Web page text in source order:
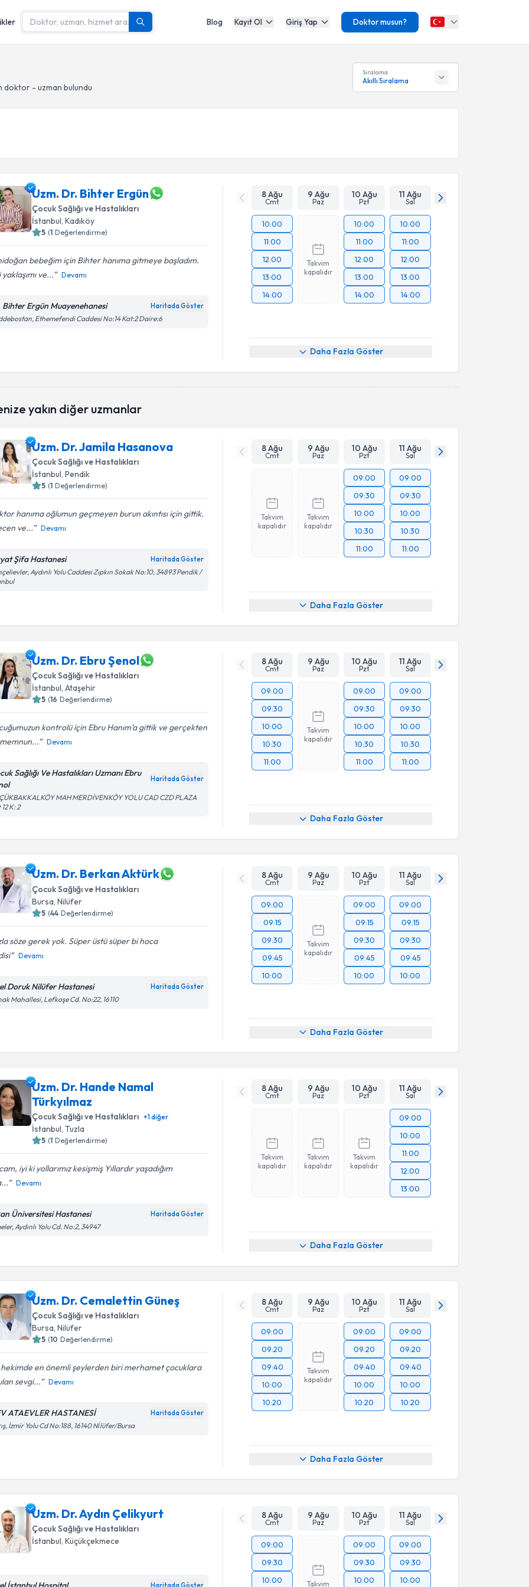
Blog Kayıt Ol Giriş Yap Doktor musun?
doktor - uzman bulundu
Sıralama
Akıllı Sıralama
Uzm. Dr. Bihter Ergün
Çocuk Sağlığı ve Hastalıkları
İstanbul, Kadıköy
5 (1 Değerlendirme)
bebeğim için Bihter hanıma gitmeye başladım.
yaklaşımı ve...
Devamı
Bihter Ergün Muayenehanesi Haritada Göster
Ethemefendi Caddesi No:14 Kat:2 Daire:6
8 Ağu
Cmt
9 Ağu
Paz
10 Ağu
Pzt
11 Ağu
Sal
10:00
11:00
12:00
13:00
14:00
Takvim
kapalıdır
10:00
11:00
12:00
13:00
14:00
10:00
11:00
12:00
13:00
14:00
Daha Fazla Göster
yakın diğer uzmanlar
Uzm. Dr. Jamila Hasanova
Çocuk Sağlığı ve Hastalıkları
İstanbul , Pendik
5 (1 Değerlendirme)
hanıma oğlumun geçmeyen burun akıntısı için gittik.
ve...
Devamı
Şifa Hastanesi Haritada Göster
Aydınlı Yolu Caddesi Zıpkın Sokak No:10, 34893 Pendik /
8 Ağu
Cmt
9 Ağu
Paz
10 Ağu
Pzt
11 Ağu
Sal
Takvim
kapalıdır
Takvim
kapalıdır
09:00
09:30
10:00
10:30
11:00
09:00
09:30
10:00
10:30
11:00
Daha Fazla Göster
Uzm. Dr. Ebru Şenol
Çocuk Sağlığı ve Hastalıkları
İstanbul, Ataşehir
5 (16 Değerlendirme)
kontrolü için Ebru Hanım’a gittik ve gerçekten
Devamı
Sağlığı Ve Hastalıkları Uzmanı Ebru
Haritada Göster
MAH MERDİVENKÖY YOLU CAD CZD PLAZA
K: 2
8 Ağu
Cmt
9 Ağu
Paz
10 Ağu
Pzt
11 Ağu
Sal
09:00
09:30
10:00
10:30
11:00
Takvim
kapalıdır
09:00
09:30
10:00
10:30
11:00
09:00
09:30
10:00
10:30
11:00
Daha Fazla Göster
Uzm. Dr. Berkan Aktürk
Çocuk Sağlığı ve Hastalıkları
Bursa , Nilüfer
5 (44 Değerlendirme)
söze gerek yok. Süper üstü süper bi hoca
Devamı
Doruk Nilüfer Hastanesi Haritada Göster
Mahallesi, Lefkoşe Cd. No:22, 16110
8 Ağu
Cmt
9 Ağu
Paz
10 Ağu
Pzt
11 Ağu
Sal
09:00
09:15
09:30
09:45
10:00
Takvim
kapalıdır
09:00
09:15
09:30
09:45
10:00
09:00
09:15
09:30
09:45
10:00
Daha Fazla Göster
Uzm. Dr. Hande Namal
Türkyılmaz
Çocuk Sağlığı ve Hastalıkları +1diğer
İstanbul, Tuzla
5 (1 Değerlendirme)
iyi ki yollarımız kesişmiş Yıllardır yaşadığım
Devamı
Üniversitesi Hastanesi Haritada Göster
Aydınlı Yolu Cd. No:2, 34947
8 Ağu
Cmt
9 Ağu
Paz
10 Ağu
Pzt
11 Ağu
Sal
Takvim
kapalıdır
Takvim
kapalıdır
Takvim
kapalıdır
09:00
10:00
11:00
12:00
13:00
Daha Fazla Göster
Uzm. Dr. Cemalettin Güneş
Çocuk Sağlığı ve Hastalıkları
Bursa , Nilüfer
5 (10 Değerlendirme)
en önemli şeylerden biri merhamet çocuklara
sevgi...
Devamı
ATAEVLER HASTANESİ Haritada Göster
İzmir Yolu Cd No:188, 16140 Ni̇lüfer/Bursa
8 Ağu
Cmt
9 Ağu
Paz
10 Ağu
Pzt
11 Ağu
Sal
09:00
09:20
09:40
10:00
10:20
Takvim
kapalıdır
09:00
09:20
09:40
10:00
10:20
09:00
09:20
09:40
10:00
10:20
Daha Fazla Göster
Uzm. Dr. Aydın Çelikyurt
Çocuk Sağlığı ve Hastalıkları
İstanbul, Küçükçekmece
Haritada Göster
8 Ağu
Cmt
9 Ağu
Paz
10 Ağu
Pzt
11 Ağu
Sal
09:00
09:30
10:00
Takvim
09:00
09:30
10:00
09:00
09:30
10:00